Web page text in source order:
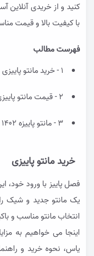
کنید و از خریدی
با کیفیت بالا و قیمت
فهرست مطالب
1 - خرید مانتو پاییزی
2 - قیمت مانتو پاییزی
3 - مانتو پاییزه 1402
خرید مانتو پاییزی
فصل پاییز با ورود خود،
یک مانتو جدید و شیک
انتخاب مانتو مناسب و
اینجا می خواهیم به
یاس، نحوه خرید و